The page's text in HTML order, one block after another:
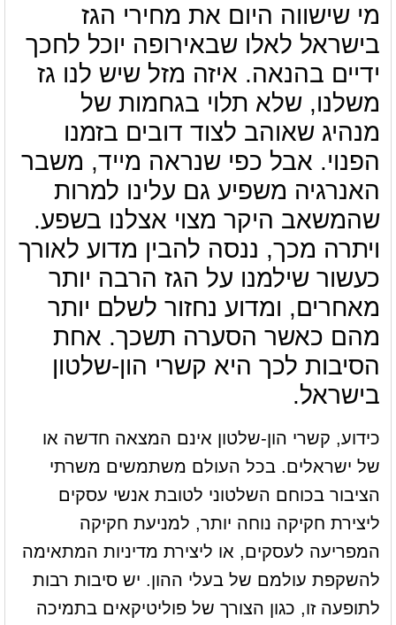
מי שישווה היום את מחירי הגז
בישראל לאלו שבאירופה יוכל לחכך
ידיים בהנאה. איזה מזל שיש לנו גז
משלנו, שלא תלוי בגחמות של
מנהיג שאוהב לצוד דובים בזמנו
הפנוי. אבל כפי שנראה מייד, משבר
האנרגיה משפיע גם עלינו למרות
שהמשאב היקר מצוי אצלנו בשפע.
ויתרה מכך, ננסה להבין מדוע לאורך
כעשור שילמנו על הגז הרבה יותר
מאחרים, ומדוע נחזור לשלם יותר
מהם כאשר הסערה תשכך. אחת
הסיבות לכך היא קשרי הון-שלטון
בישראל.
כידוע, קשרי הון-שלטון אינם המצאה חדשה או
של ישראלים. בכל העולם משתמשים משרתי
הציבור בכוחם השלטוני לטובת אנשי עסקים
ליצירת חקיקה נוחה יותר, למניעת חקיקה
המפריעה לעסקים, או ליצירת מדיניות המתאימה
להשקפת עולמם של בעלי ההון. יש סיבות רבות
לתופעה זו, כגון הצורך של פוליטיקאים בתמיכה